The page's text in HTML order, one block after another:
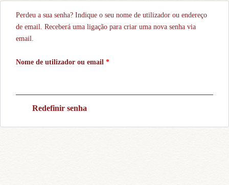
Perdeu a sua senha? Indique o seu nome de utilizador ou endereço
de email. Receberá uma ligação para criar uma nova senha via
email.
Nome de utilizador ou email *
Redefinir senha